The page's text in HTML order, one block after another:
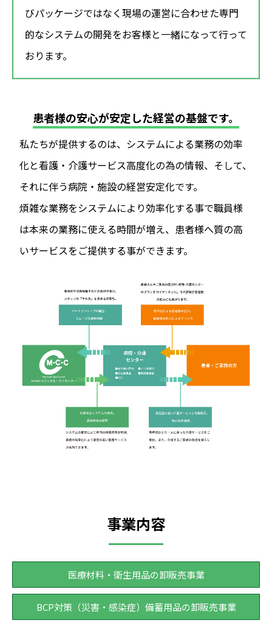
びパッケージではなく現場の運営に合わせた専門
的なシステムの開発をお客様と一緒になって行って
おります。
患者様の安心が安定した経営の基盤です。
私たちが提供するのは、システムによる業務の効率
化と看護・介護サービス高度化の為の情報、そして、
それに伴う病院・施設の経営安定化です。
煩雑な業務をシステムにより効率化する事で職員様
は本来の業務に使える時間が増え、患者様へ質の高
いサービスをご提供する事ができます。
事業内容
医療材料・衛生用品の卸販売事業
BCP対策（災害・感染症）備蓄用品の卸販売事業